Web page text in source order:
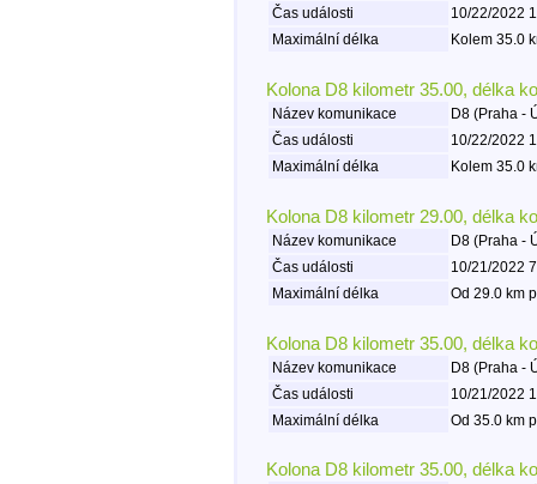
Čas události
10/22/2022
Maximální délka
Kolem 35.0
Kolona D8 kilometr 35.00, délka
Název komunikace
D8 (Praha -
Čas události
10/22/2022
Maximální délka
Kolem 35.0
Kolona D8 kilometr 29.00, délka
Název komunikace
D8 (Praha -
Čas události
10/21/2022
Maximální délka
Od 29.0 km
Kolona D8 kilometr 35.00, délka
Název komunikace
D8 (Praha -
Čas události
10/21/2022
Maximální délka
Od 35.0 km
Kolona D8 kilometr 35.00, délka